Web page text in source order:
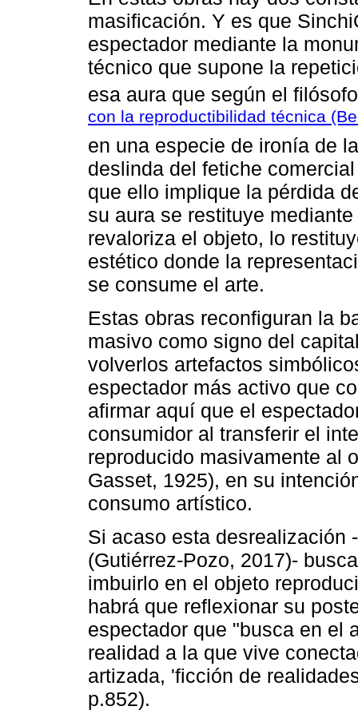
masificación. Y es que
espectador mediante la
técnico que supone la
esa aura que según el
con la reproductibilidad técnica
en una especie de ironía de
deslinda del fetiche
que ello implique la pérdida
su aura se restituye
revaloriza el objeto, lo
estético donde la
se consume el arte.
Estas obras reconfiguran la
masivo como signo del
volverlos artefactos
espectador más activo que
afirmar aquí que el
consumidor al transferir el
reproducido masivamente al
Gasset, 1925), en su
consumo artístico.
Si acaso esta
(Gutiérrez-Pozo, 2017)-
imbuirlo en el objeto
habrá que reflexionar su
espectador que "busca en el
realidad a la que vive
artizada, 'ficción de
p.852).